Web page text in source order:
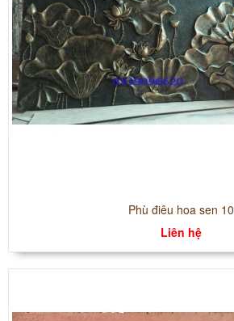
Phù điêu hoa sen 10
Liên hệ